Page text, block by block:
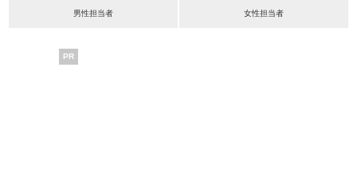
男性担当者 女性担当者
PR